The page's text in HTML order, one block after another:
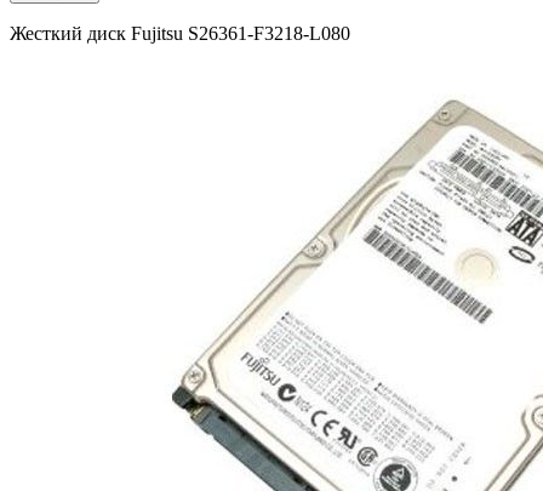
Жесткий диск Fujitsu S26361-F3218-L080